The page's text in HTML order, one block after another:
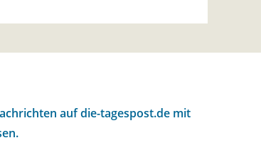
auf die-tagespost.de mit